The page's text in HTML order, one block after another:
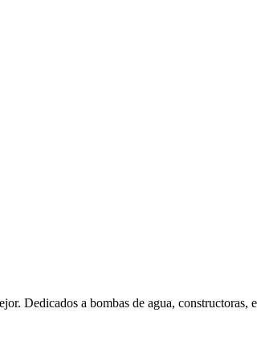
Dedicados a bombas de agua, constructoras,